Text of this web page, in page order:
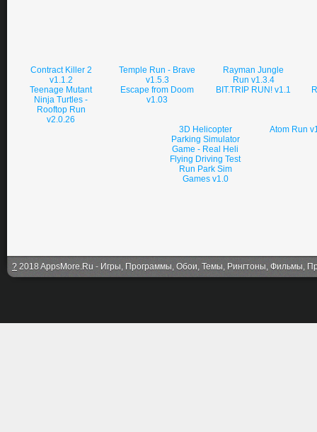
Contract Killer 2
v1.1.2
Temple Run - Brave
v1.5.3
Rayman Jungle
Run v1.3.4
Teenage Mutant
Ninja Turtles -
Rooftop Run
v2.0.26
Escape from Doom
v1.03
BIT.TRIP RUN! v1.1
3D Helicopter
Parking Simulator
Game - Real Heli
Flying Driving Test
Run Park Sim
Games v1.0
Atom Run
? 2018 AppsMore.Ru - Игры, Программы, Обои, Темы, Рингтоны, Фильмы,